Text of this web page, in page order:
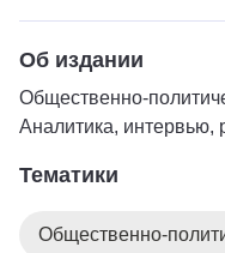
Об издании
Общественно-
Аналитика, интервью,
Тематики
Общественно-